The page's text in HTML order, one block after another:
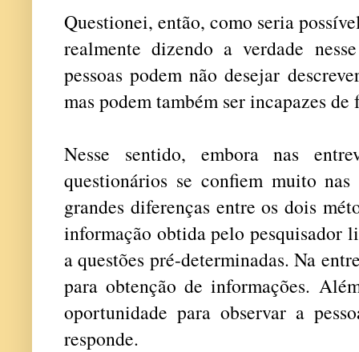
Questionei, então, como seria
realmente dizendo a verdade
pessoas podem não desejar
mas podem também ser incapazes
Nesse sentido, embora nas
questionários se confiem muito nas
grandes diferenças entre os dois
informação obtida pelo pesquisador
a questões pré-determinadas. Na
para obtenção de informações.
oportunidade para observar a
responde.